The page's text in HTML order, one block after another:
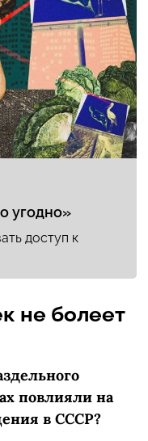
угодно»
доступ к
не болеет
повлияли на
в СССР?